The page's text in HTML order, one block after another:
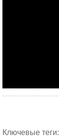
Ключевые теги: